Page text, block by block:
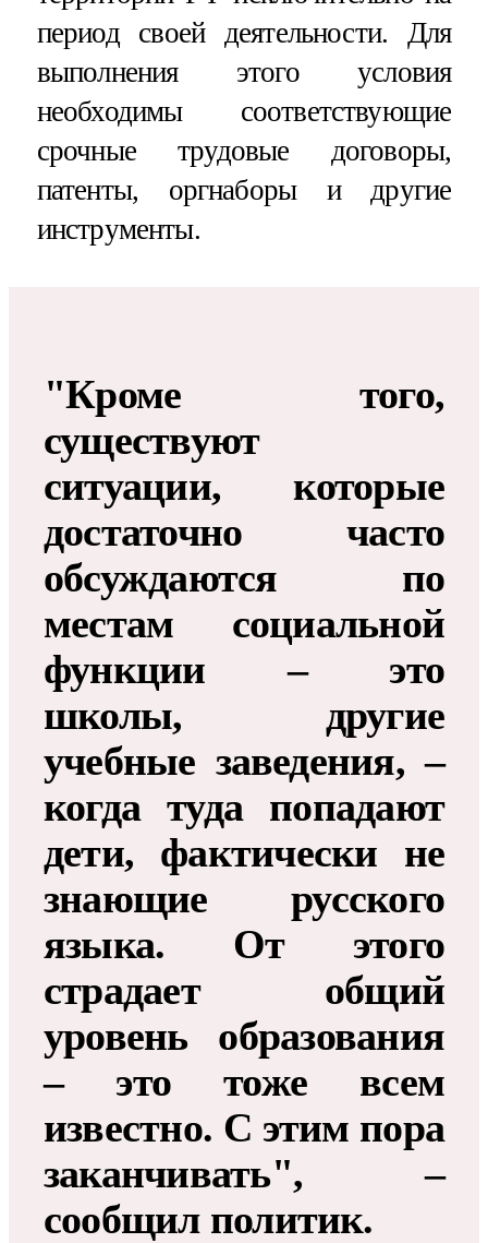
период своей деятельности. Для
выполнения этого условия
необходимы соответствующие
срочные трудовые договоры,
патенты, оргнаборы и другие
инструменты.
"Кроме того,
существуют
ситуации, которые
достаточно часто
обсуждаются по
местам социальной
функции – это
школы, другие
учебные заведения, –
когда туда попадают
дети, фактически не
знающие русского
языка. От этого
страдает общий
уровень образования
– это тоже всем
известно. С этим пора
заканчивать", –
сообщил политик.